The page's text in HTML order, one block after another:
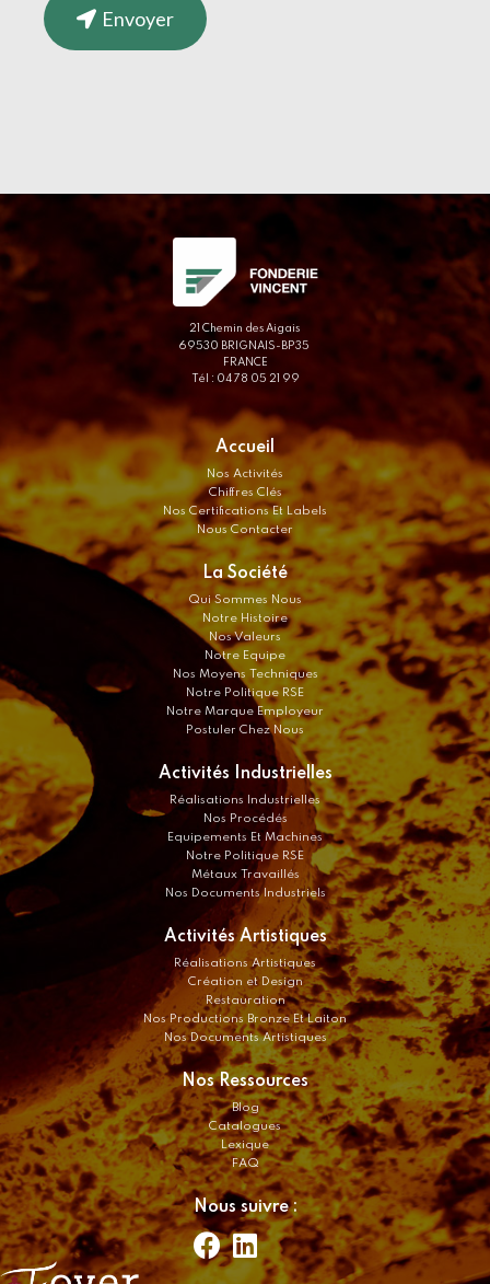
Envoyer
21 Chemin des Aigais
69530 BRIGNAIS-BP35
FRANCE
Tél : 04 78 05 21 99
Accueil
Nos Activités
Chiffres Clés
Nos Certifications Et Labels
Nous Contacter
La Société
Qui Sommes Nous
Notre Histoire
Nos Valeurs
Notre Equipe
Nos Moyens Techniques
Notre Politique RSE
Notre Marque Employeur
Postuler Chez Nous
Activités Industrielles
Réalisations Industrielles
Nos Procédés
Equipements Et Machines
Notre Politique RSE
Métaux Travaillés
Nos Documents Industriels
Activités Artistiques
Réalisations Artistiques
Création et Design
Restauration
Nos Productions Bronze Et Laiton
Nos Documents Artistiques
Nos Ressources
Blog
Catalogues
Lexique
FAQ
Nous suivre :